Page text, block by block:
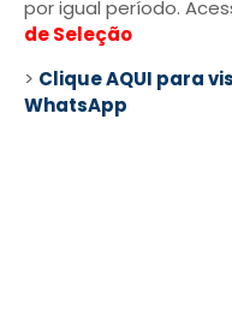
por igual período.
de Seleção
> Clique AQUI para
WhatsApp